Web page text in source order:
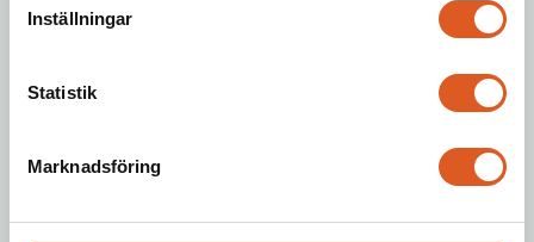
Inställningar
Statistik
Marknadsföring
för Newtons Yh-utbildningar.
Klicka på pluset (+) för att se hela
listan.